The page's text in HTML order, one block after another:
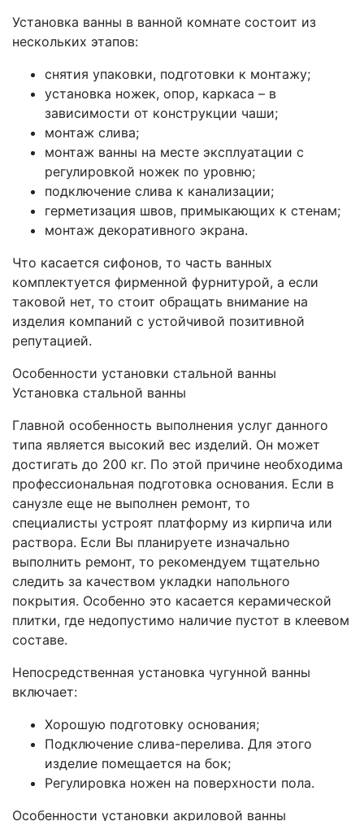
Установка ванны в ванной комнате состоит из
нескольких этапов:
снятия упаковки, подготовки к монтажу;
установка ножек, опор, каркаса – в
зависимости от конструкции чаши;
монтаж слива;
монтаж ванны на месте эксплуатации с
регулировкой ножек по уровню;
подключение слива к канализации;
герметизация швов, примыкающих к стенам;
монтаж декоративного экрана.
Что касается сифонов, то часть ванных
комплектуется фирменной фурнитурой, а если
таковой нет, то стоит обращать внимание на
изделия компаний с устойчивой позитивной
репутацией.
Особенности установки стальной ванны
Установка стальной ванны
Главной особенность выполнения услуг данного
типа является высокий вес изделий. Он может
достигать до 200 кг. По этой причине необходима
профессиональная подготовка основания. Если в
санузле еще не выполнен ремонт, то
специалисты устроят платформу из кирпича или
раствора. Если Вы планируете изначально
выполнить ремонт, то рекомендуем тщательно
следить за качеством укладки напольного
покрытия. Особенно это касается керамической
плитки, где недопустимо наличие пустот в клеевом
составе.
Непосредственная установка чугунной ванны
включает:
Хорошую подготовку основания;
Подключение слива-перелива. Для этого
изделие помещается на бок;
Регулировка ножен на поверхности пола.
Особенности установки акриловой ванны